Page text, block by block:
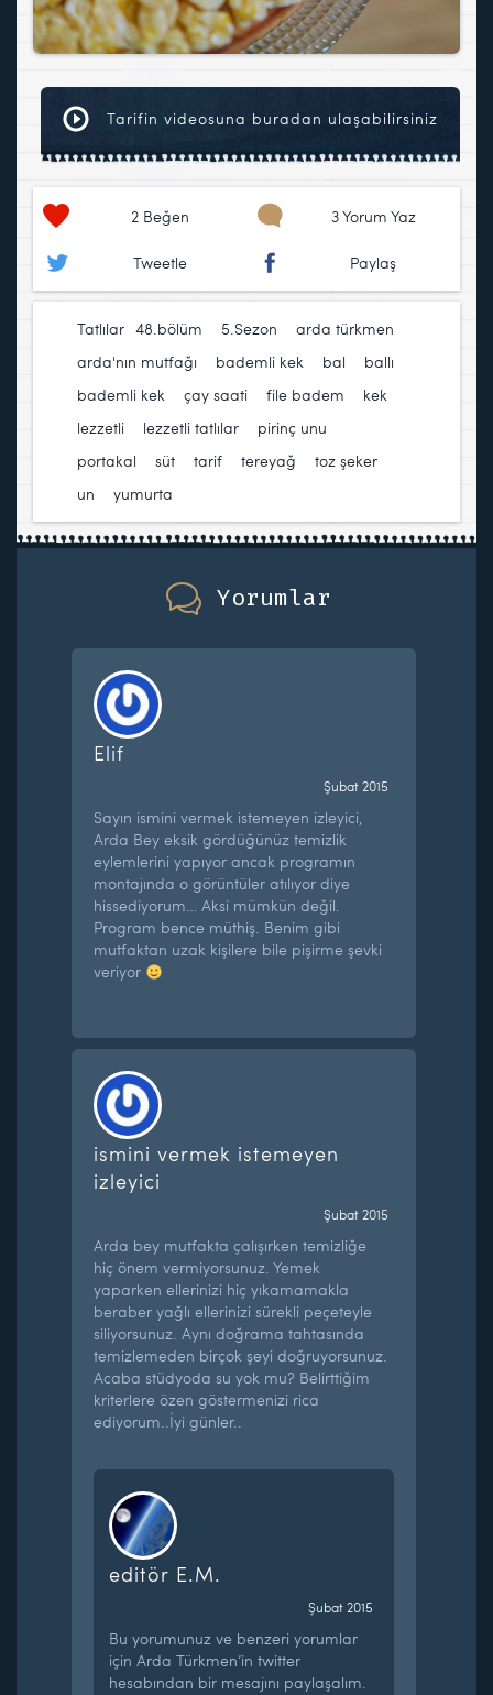
Tarifin videosuna buradan ulaşabilirsiniz
2 Beğen 3 Yorum Yaz
Tweetle Paylaş
Tatlılar 48.bölüm 5.Sezon arda türkmen
arda'nın mutfağı
bademli kek bal
ballı
bademli kek
çay saati file badem kek
lezzetli
lezzetli tatlılar pirinç unu
portakal
süt tarif tereyağ toz şeker
un
yumurta
Yorumlar
Elif
Şubat 2015
Sayın ismini vermek istemeyen izleyici,
Arda Bey eksik gördüğünüz temizlik
eylemlerini yapıyor ancak programın
montajında o görüntüler atılıyor diye
hissediyorum… Aksi mümkün değil.
Program bence müthiş. Benim gibi
mutfaktan uzak kişilere bile pişirme şevki
veriyor
ismini vermek istemeyen
izleyici
Şubat 2015
Arda bey mutfakta çalışırken temizliğe
hiç önem vermiyorsunuz. Yemek
yaparken ellerinizi hiç yıkamamakla
beraber yağlı ellerinizi sürekli peçeteyle
siliyorsunuz. Aynı doğrama tahtasında
temizlemeden birçok şeyi doğruyorsunuz.
Acaba stüdyoda su yok mu? Belirttiğim
kriterlere özen göstermenizi rica
ediyorum..İyi günler..
editör E.M.
Şubat 2015
Bu yorumunuz ve benzeri yorumlar
için Arda Türkmen’in twitter
hesabından bir mesajını paylaşalım.